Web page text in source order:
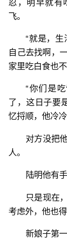
忍，明早就有
飞。
“就是，
自己去找啊，
家里吃白食也
“你们是
了，这日子要
忆捋顺，他冷冷
对方没把
人。
陆明他有
只是现在
考虑外，他也
新娘子第